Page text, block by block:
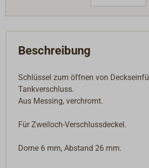
Beschreibung
Schlüssel zum öffnen von
Tankverschluss.
Aus Messing, verchromt.
Für Zweiloch-Verschlussdeckel.
Dorne 6 mm, Abstand 26 mm.